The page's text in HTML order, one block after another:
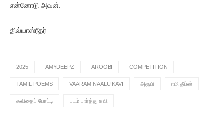
என்னோடு அவன்.
திவ்யாஸ்ரீதர்
2025 AMYDEEPZ AROOBI COMPETITION
TAMIL POEMS VAARAM NAALU KAVI அரூபி எமி தீப்ஸ்
கவிதைப் போட்டி படம் பார்த்து கவி